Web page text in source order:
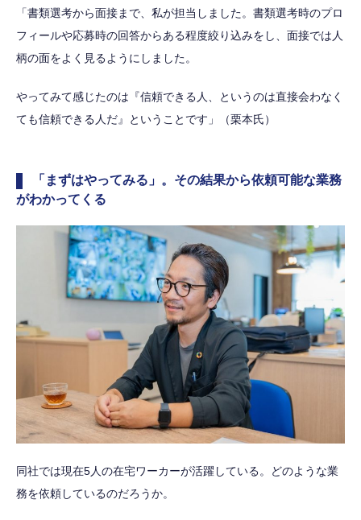
「書類選考から面接まで、私が担当しました。書類選考時のプロ
フィールや応募時の回答からある程度絞り込みをし、面接では人
柄の面をよく見るようにしました。
やってみて感じたのは『信頼できる人、というのは直接会わなく
ても信頼できる人だ』ということです」（栗本氏）
「まずはやってみる」。その結果から依頼可能な業務
がわかってくる
同社では現在5人の在宅ワーカーが活躍している。どのような業
務を依頼しているのだろうか。